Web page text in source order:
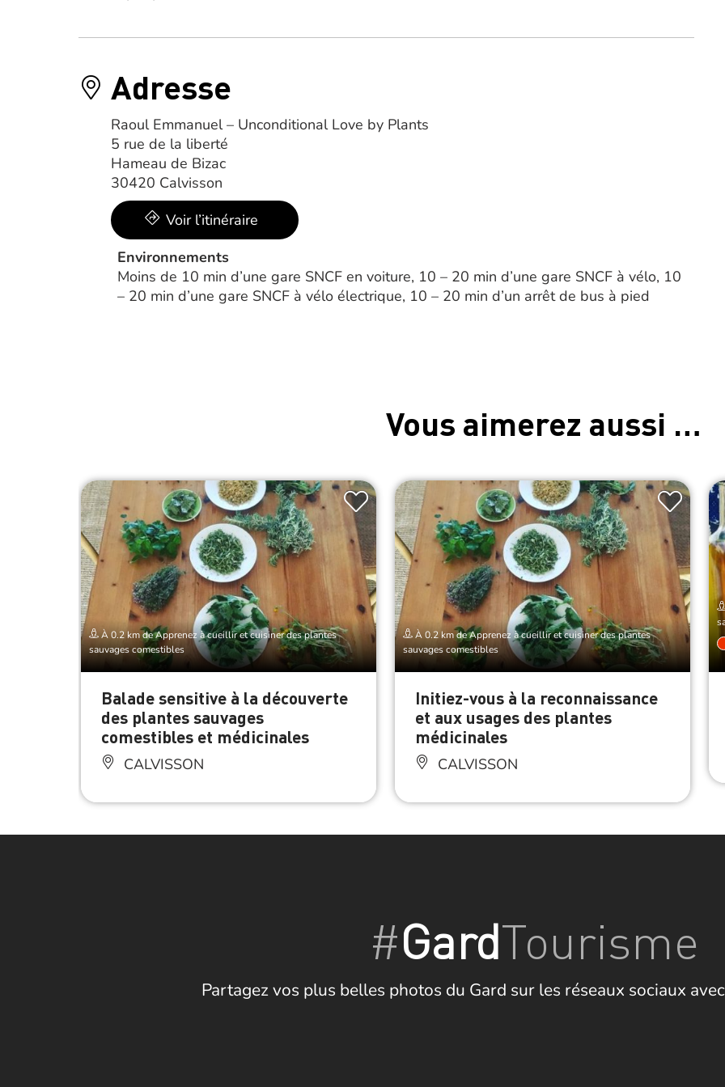
Adresse
Raoul Emmanuel – Unconditional Love by Plants
5 rue de la liberté
Hameau de Bizac
30420 Calvisson
Voir l’itinéraire
Environnements
Moins de 10 min d’une gare SNCF en voiture, 10 – 20 min d’une gare SNCF à vélo, 10
– 20 min d’une gare SNCF à vélo électrique, 10 – 20 min d’un arrêt de bus à pied
Vous aimerez aussi …
À 0.2 km de Apprenez à cueillir et cuisiner des plantes
sauvages comestibles
Balade sensitive à la découverte
des plantes sauvages
comestibles et médicinales
CALVISSON
À 0.2 km de Apprenez à cueillir et cuisiner des plantes
sauvages comestibles
Initiez-vous à la reconnaissance
et aux usages des plantes
médicinales
CALVISSON
#GardTourisme
Partagez vos plus belles photos du Gard sur les réseaux sociaux